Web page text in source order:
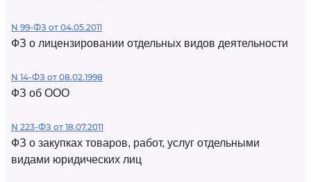
N 99-ФЗ от 04.05.2011
ФЗ о лицензировании отдельных видов деятельности
N 14-ФЗ от 08.02.1998
ФЗ об ООО
N 223-ФЗ от 18.07.2011
ФЗ о закупках товаров, работ, услуг отдельными
видами юридических лиц